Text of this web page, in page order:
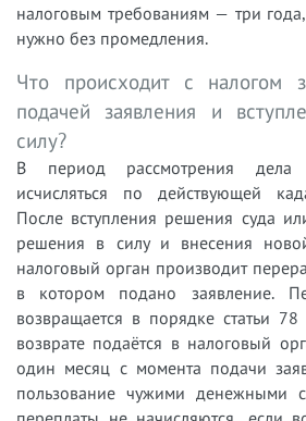
налоговым требованиям — три года,
нужно без промедления.
Что происходит с налогом
подачей заявления и
силу?
В период рассмотрения дела
исчисляться по действующей
После вступления решения суда
решения в силу и внесения
налоговый орган производит
в котором подано заявление.
возвращается в порядке статьи
возврате подаётся в налоговый
один месяц с момента подачи
пользование чужими денежными